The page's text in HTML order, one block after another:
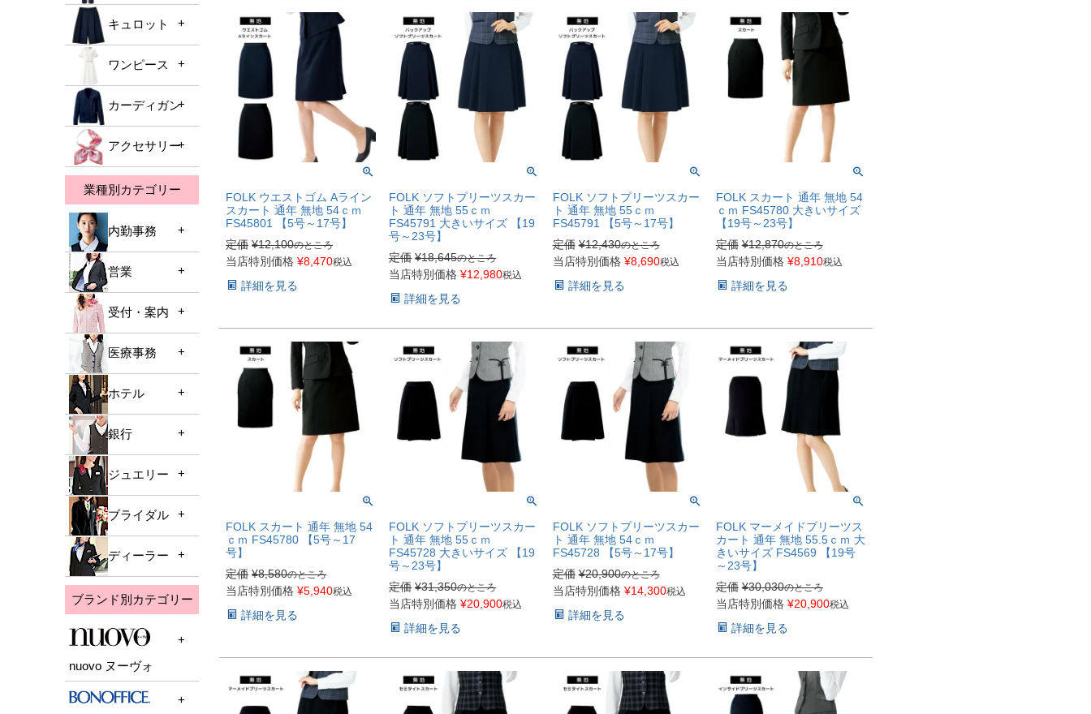
ストレッチ
UVカット
オールシーズン
春夏向け
ﾀｲﾄ･ｽﾄﾚｰﾄ
Aライン
マーメイド
ﾌﾚｱ･ｿﾌﾄﾌﾟﾘｰﾂ
プリーツ
長め丈
パンツTOP
オールシーズン
春夏向け
ストレート
ブーツカット
テーパード
キュロット
キュロットTOP
ワンピース
ワンピースTOP
カーディガン
カーディガンTOP
アクセサリー
アクセサリーTOP
業種別カテゴリー
内勤事務
ALL
ジャケット
ベスト
オーバーブラウス
ポロシャツ
スカート
パンツ
キュロット
ブラウス
営業
ALL
ジャケット
ベスト
カットソー
スカート
パンツ
キュロット
ブラウス
受付・案内
ALL
ジャケット
ベスト
オーバーブラウス
スカート
パンツ
ワンピース
ブラウス
医療事務
ALL
ジャケット
ベスト
オーバーブラウス
ポロシャツ
スカート
パンツ
キュロット
ワンピース
ホテル
ALL
ジャケット
ベスト
カットソー
スカート
パンツ
ワンピース
ブラウス
銀行
ALL
ジャケット
ベスト
オーバーブラウス
ポロシャツ
パンツ
キュロット
ブラウス
ジュエリー
ALL
ジャケット
ベスト
カットソー
スカート
パンツ
ブラウス
ブライダル
ALL
ジャケット
ベスト
カットソー
スカート
パンツ
ディーラー
ALL
>ジャケット
カットソー
ブランド別カテゴリー
nuovo ヌーヴォ
nuovoTOPへ
FOLK ウエストゴム Aライン
スカート 通年 無地 54ｃｍ
FS45801 【5号～17号】
定価 ¥12,100のところ
当店特別価格 ¥8,470税込
詳細を見る
FOLK ソフトプリーツスカー
ト 通年 無地 55ｃｍ
FS45791 大きいサイズ 【19
号～23号】
定価 ¥18,645のところ
当店特別価格 ¥12,980税込
詳細を見る
FOLK ソフトプリーツスカー
ト 通年 無地 55ｃｍ
FS45791 【5号～17号】
定価 ¥12,430のところ
当店特別価格 ¥8,690税込
詳細を見る
FOLK スカート 通年 無地 54
ｃｍ FS45780 大きいサイズ
【19号～23号】
定価 ¥12,870のところ
当店特別価格 ¥8,910税込
詳細を見る
FOLK スカート 通年 無地 54
ｃｍ FS45780 【5号～17
号】
定価 ¥8,580のところ
当店特別価格 ¥5,940税込
詳細を見る
FOLK ソフトプリーツスカー
ト 通年 無地 55ｃｍ
FS45728 大きいサイズ 【19
号～23号】
定価 ¥31,350のところ
当店特別価格 ¥20,900税込
詳細を見る
FOLK ソフトプリーツスカー
ト 通年 無地 54ｃｍ
FS45728 【5号～17号】
定価 ¥20,900のところ
当店特別価格 ¥14,300税込
詳細を見る
FOLK マーメイドプリーツス
カート 通年 無地 55.5ｃｍ 大
きいサイズ FS4569 【19号
～23号】
定価 ¥30,030のところ
当店特別価格 ¥20,900税込
詳細を見る